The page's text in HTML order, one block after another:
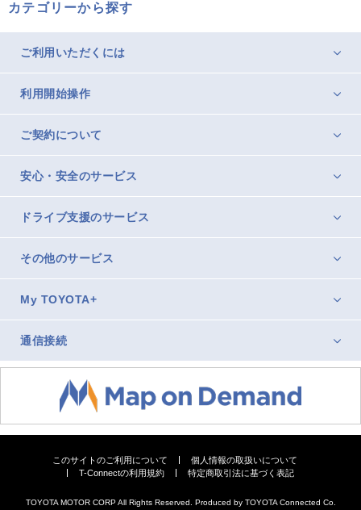
カテゴリーから探す
ご利用いただくには
利用開始操作
ご契約について
安心・安全のサービス
ドライブ支援のサービス
その他のサービス
My TOYOTA+
通信接続
このサイトのご利用について
個人情報の取扱いについて
T-Connectの利用規約
特定商取引法に基づく表記
TOYOTA MOTOR CORP All Rights Reserved. Produced by TOYOTA Connected Co.